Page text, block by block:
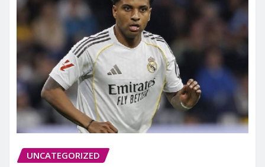
UNCATEGORIZED